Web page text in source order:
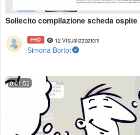
Sollecito compilazione scheda ospite
FHD 12 Visualizzazioni
Simona Bortot
0:01:52